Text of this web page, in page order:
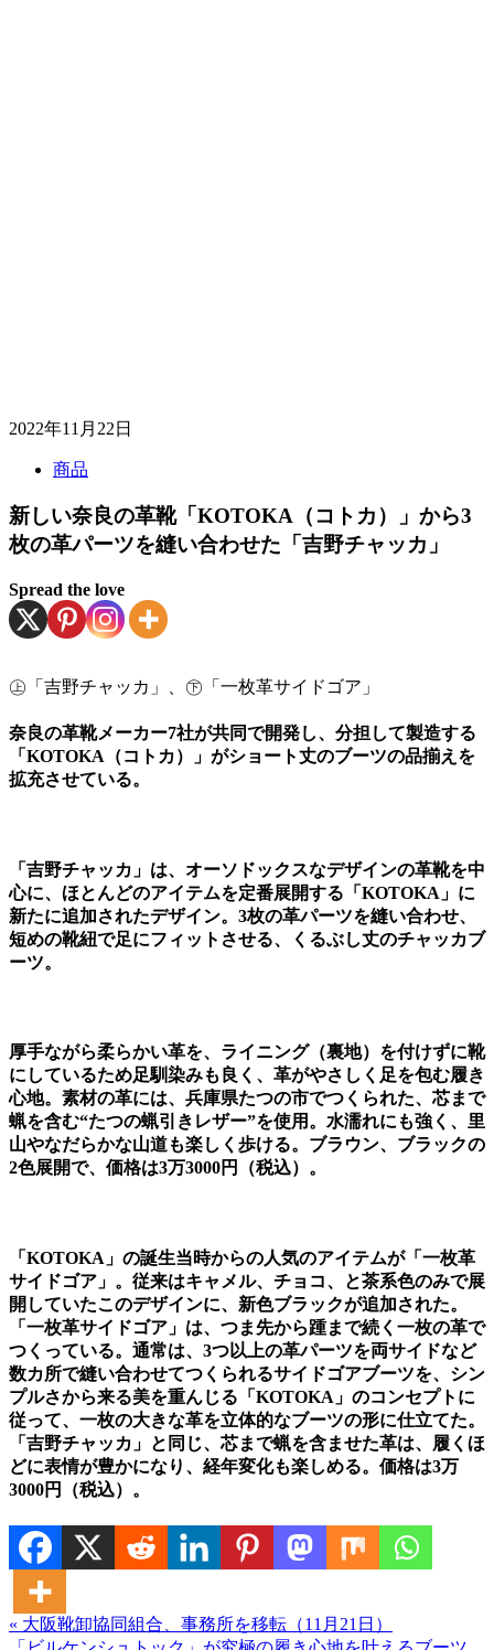
2022年11月22日
商品
新しい奈良の革靴「KOTOKA（コトカ）」から3
枚の革パーツを縫い合わせた「吉野チャッカ」
Spread the love
㊤「吉野チャッカ」、㊦「一枚革サイドゴア」
奈良の革靴メーカー7社が共同で開発し、分担して製造する
「KOTOKA（コトカ）」がショート丈のブーツの品揃えを
拡充させている。
「吉野チャッカ」は、オーソドックスなデザインの革靴を中
心に、ほとんどのアイテムを定番展開する「KOTOKA」に
新たに追加されたデザイン。3枚の革パーツを縫い合わせ、
短めの靴紐で足にフィットさせる、くるぶし丈のチャッカブ
ーツ。
厚手ながら柔らかい革を、ライニング（裏地）を付けずに靴
にしているため足馴染みも良く、革がやさしく足を包む履き
心地。素材の革には、兵庫県たつの市でつくられた、芯まで
蝋を含む“たつの蝋引きレザー”を使用。水濡れにも強く、里
山やなだらかな山道も楽しく歩ける。ブラウン、ブラックの
2色展開で、価格は3万3000円（税込）。
「KOTOKA」の誕生当時からの人気のアイテムが「一枚革
サイドゴア」。従来はキャメル、チョコ、と茶系色のみで展
開していたこのデザインに、新色ブラックが追加された。
「一枚革サイドゴア」は、つま先から踵まで続く一枚の革で
つくっている。通常は、3つ以上の革パーツを両サイドなど
数カ所で縫い合わせてつくられるサイドゴアブーツを、シン
プルさから来る美を重んじる「KOTOKA」のコンセプトに
従って、一枚の大きな革を立体的なブーツの形に仕立てた。
「吉野チャッカ」と同じ、芯まで蝋を含ませた革は、履くほ
どに表情が豊かになり、経年変化も楽しめる。価格は3万
3000円（税込）。
« 大阪靴卸協同組合、事務所を移転（11月21日）